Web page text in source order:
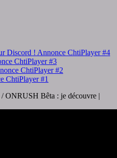
Discord ! Annonce ChtiPlayer #4
ChtiPlayer #3
ChtiPlayer #2
ChtiPlayer #1
/ ONRUSH Bêta : je découvre |